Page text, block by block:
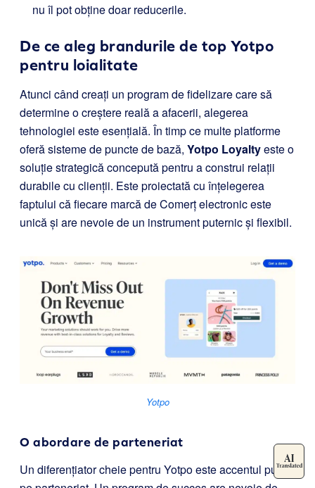
nu îl pot obține doar reducerile.
De ce aleg brandurile de top Yotpo
pentru loialitate
Atunci când creați un program de fidelizare care să
determine o creștere reală a afacerii, alegerea
tehnologiei este esențială. În timp ce multe platforme
oferă sisteme de puncte de bază, Yotpo Loyaltyeste o
soluție strategică concepută pentru a construi relații
durabile cu clienții. Este proiectată cu înțelegerea
faptului că fiecare marcă de Comerț electronic este
unică și are nevoie de un instrument puternic și flexibil.
Yotpo
O abordare de parteneriat
Un diferențiator cheie pentru Yotpo este accentul pus